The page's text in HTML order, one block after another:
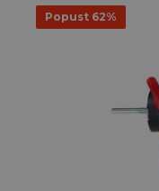
Popust 62%